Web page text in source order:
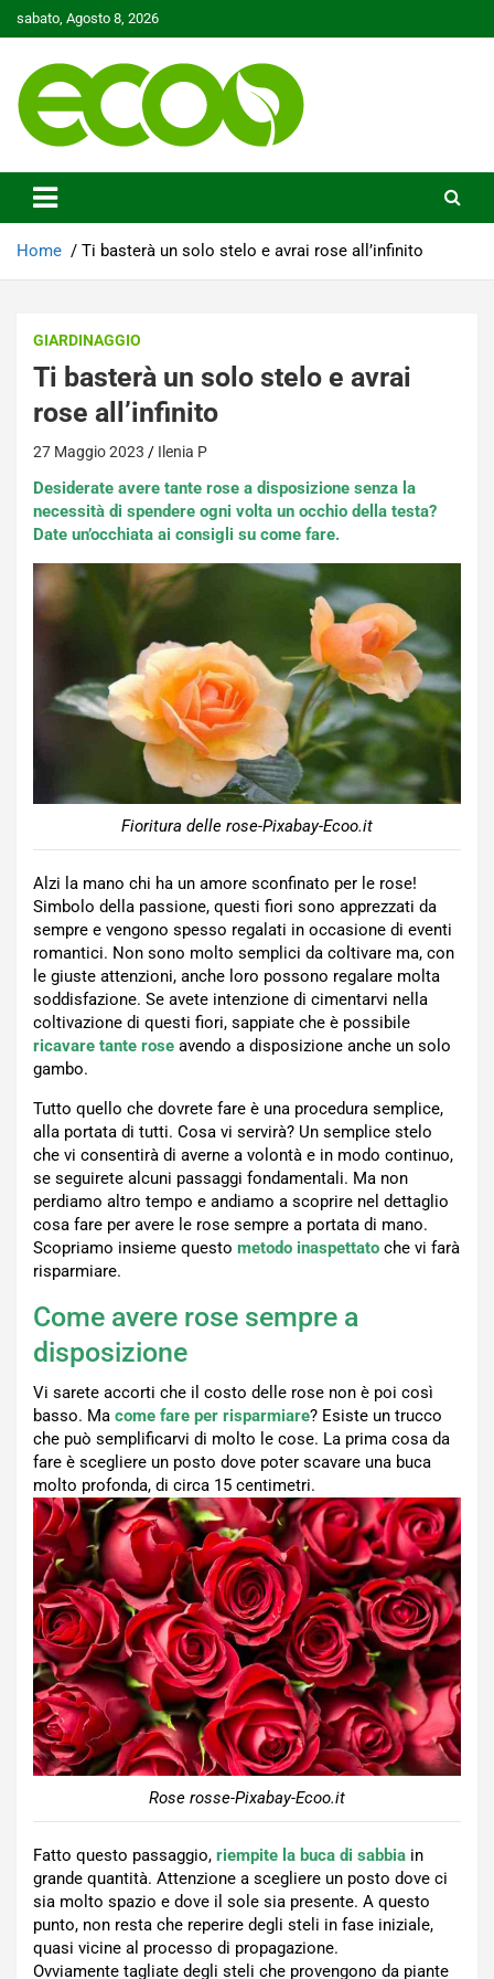
to
sabato, Agosto 8, 2026
Ecoo.it
Home Ti basterà un solo stelo e avrai rose all’infinito
GIARDINAGGIO
Ti basterà un solo stelo e avrai
rose all’infinito
27 Maggio 2023 Ilenia P
Desiderate avere tante rose a disposizione senza la
necessità di spendere ogni volta un occhio della testa?
Date un’occhiata ai consigli su come fare.
Fioritura delle rose-Pixabay-Ecoo.it
Alzi la mano chi ha un amore sconfinato per le rose!
Simbolo della passione, questi fiori sono apprezzati da
sempre e vengono spesso regalati in occasione di eventi
romantici. Non sono molto semplici da coltivare ma, con
le giuste attenzioni, anche loro possono regalare molta
soddisfazione. Se avete intenzione di cimentarvi nella
coltivazione di questi fiori, sappiate che è possibile
ricavare tante rose avendo a disposizione anche un solo
gambo.
Tutto quello che dovrete fare è una procedura semplice,
alla portata di tutti. Cosa vi servirà? Un semplice stelo
che vi consentirà di averne a volontà e in modo continuo,
se seguirete alcuni passaggi fondamentali. Ma non
perdiamo altro tempo e andiamo a scoprire nel dettaglio
cosa fare per avere le rose sempre a portata di mano.
Scopriamo insieme questo metodo inaspettato che vi farà
risparmiare.
Come avere rose sempre a
disposizione
Vi sarete accorti che il costo delle rose non è poi così
basso. Ma come fare per risparmiare? Esiste un trucco
che può semplificarvi di molto le cose. La prima cosa da
fare è scegliere un posto dove poter scavare una buca
molto profonda, di circa 15 centimetri.
Rose rosse-Pixabay-Ecoo.it
Fatto questo passaggio, riempite la buca di sabbia in
grande quantità. Attenzione a scegliere un posto dove ci
sia molto spazio e dove il sole sia presente. A questo
punto, non resta che reperire degli steli in fase iniziale,
quasi vicine al processo di propagazione.
Ovviamente tagliate degli steli che provengono da piante